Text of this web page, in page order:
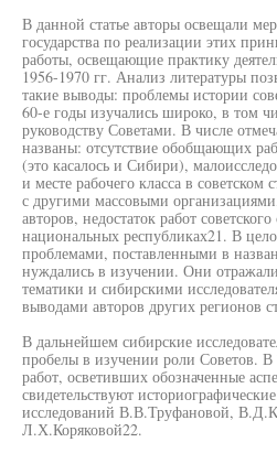
В данной статье авторы освещали
государства по реализации этих
работы, освещающие практику
1956-1970 гг. Анализ литературы
такие выводы: проблемы истории
60-е годы изучались широко, в том
руководству Советами. В числе
названы: отсутствие обобщающих
(это касалось и Сибири),
и месте рабочего класса в советском
с другими массовыми
авторов, недостаток работ советского
национальных республиках21. В
проблемами, поставленными в
нуждались в изучении. Они
тематики и сибирскими
выводами авторов других регионов
В дальнейшем сибирские
пробелы в изучении роли Советов.
работ, осветивших обозначенные
свидетельствуют
исследований В.В.Труфановой,
Л.Х.Коряковой22.